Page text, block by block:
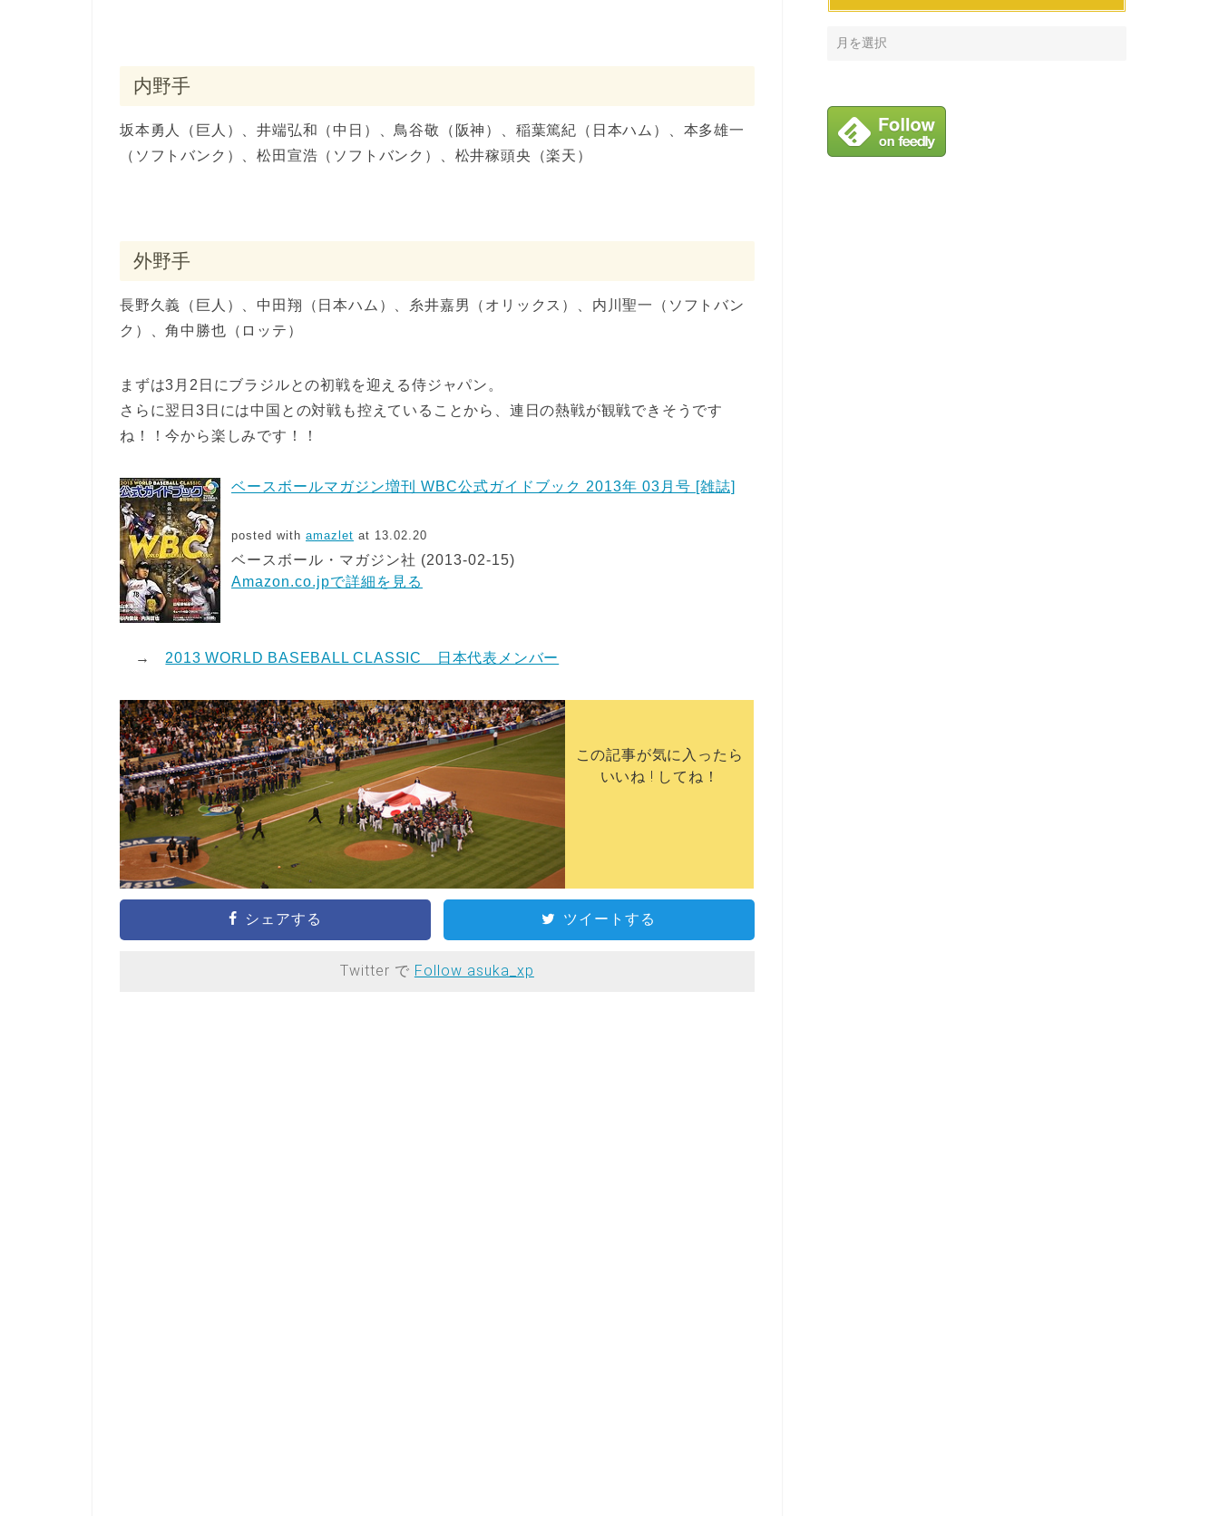
内野手
坂本勇人（巨人）、井端弘和（中日）、鳥谷敬（阪神）、稲葉篤紀（日本ハム）、本多雄一
（ソフトバンク）、松田宣浩（ソフトバンク）、松井稼頭央（楽天）
外野手
長野久義（巨人）、中田翔（日本ハム）、糸井嘉男（オリックス）、内川聖一（ソフトバン
ク）、角中勝也（ロッテ）
まずは3月2日にブラジルとの初戦を迎える侍ジャパン。
さらに翌日3日には中国との対戦も控えていることから、連日の熱戦が観戦できそうです
ね！！今から楽しみです！！
ベースボールマガジン増刊 WBC公式ガイドブック 2013年 03月号 [雑誌]
posted with amazlet at 13.02.20
ベースボール・マガジン社 (2013-02-15)
Amazon.co.jpで詳細を見る
→ 2013 WORLD BASEBALL CLASSIC 日本代表メンバー
この記事が気に入ったら
いいね ! してね！
シェアする ツイートする
Twitter で Follow asuka_xp